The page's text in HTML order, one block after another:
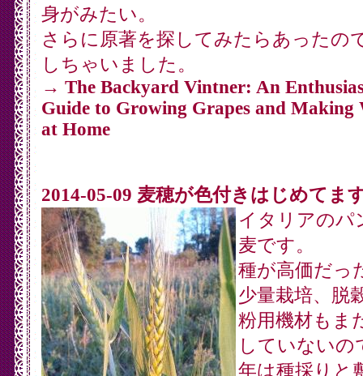
身がみたい。
さらに原著を探してみたらあったの
しちゃいました。
→ The Backyard Vintner: An
Guide to Growing Grapes and Making
at Home
2014-05-09 麦穂が色付きはじめてま
イタリアのパ
麦です。
種が高価だっ
少量栽培、脱
粉用機材もま
していないの
年は種採りと